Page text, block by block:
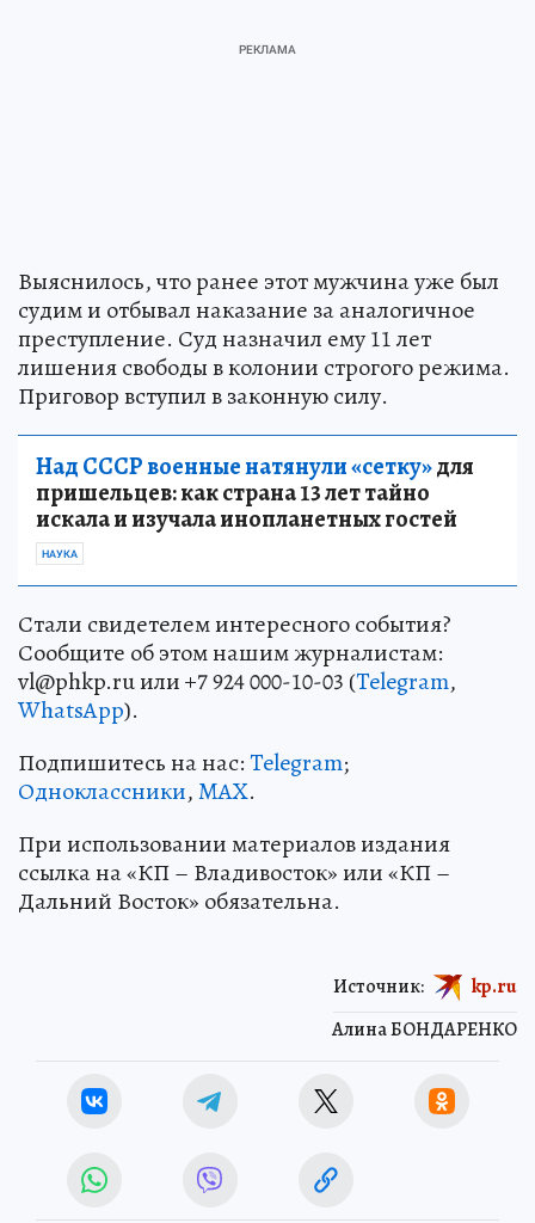
Выяснилось, что ранее этот мужчина уже был
судим и отбывал наказание за аналогичное
преступление. Суд назначил ему 11 лет
лишения свободы в колонии строгого режима.
Приговор вступил в законную силу.
Над СССР военные натянули «сетку»для
пришельцев: как страна 13 лет тайно
искала и изучала инопланетных гостей
НАУКА
Стали свидетелем интересного события?
Сообщите об этом нашим журналистам:
vl@phkp.ru или +7 924 000-10-03 (Telegram,
WhatsApp).
Подпишитесь на нас:Telegram;
Одноклассники,MAX.
При использовании материалов издания
ссылка на «КП – Владивосток» или «КП –
Дальний Восток» обязательна.
Алина БОНДАРЕНКО
Источник: kp.ru